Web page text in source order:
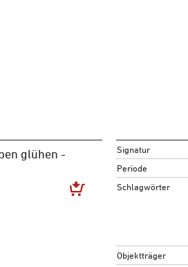
glühen -
Signatur
Periode
Schlagwörter
Objektträger